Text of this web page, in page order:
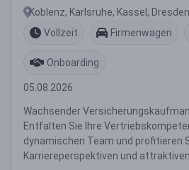
Koblenz, Karlsruhe, Kassel,
Vollzeit
Firmenwagen
Onboarding
05.08.2026
Wachsender
Entfalten Sie Ihre
dynamischen Team und profitieren
Karriereperspektiven und